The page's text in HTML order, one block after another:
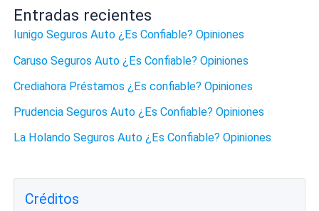
Entradas recientes
Iunigo Seguros Auto ¿Es Confiable? Opiniones
Caruso Seguros Auto ¿Es Confiable? Opiniones
Crediahora Préstamos ¿Es confiable? Opiniones
Prudencia Seguros Auto ¿Es Confiable? Opiniones
La Holando Seguros Auto ¿Es Confiable? Opiniones
Créditos